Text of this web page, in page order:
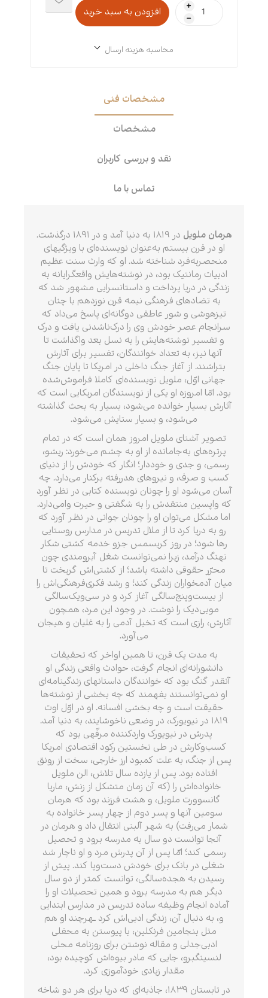
i
h
محاسبه هزینه ارسال
مشخصات فنی
مشخصات
نقد و بررسی کاربران
تماس با ما
هرمان ملویل
در ۱۸۱۹ به دنیا آمد و در ۱۸۹۱ درگذشت.
او در قرن بیستم به‌عنوان نویسنده‌ای با ویژگیهای
منحصربه‌فرد شناخته شد. او که وارث سنت عظیم
ادبیات رمانتیک بود، در نوشته‌هایش واقعگرایانه به
زندگی در دریا پرداخت و داستانسرایی مشهور شد که
به تضادهای فرهنگی نیمه قرن نوزدهم با چنان
تیزهوشی و شور عاطفی دوگانه‌ای پاسخ می‌داد که
سرانجام عصر خودش وی را درک‌ناشدنی یافت و درک
و تفسیر نوشته‌هایش را به نسل بعد واگذاشت تا
آنها نیز، به تعداد خوانندگان، تفسیر برای آثارش
بتراشند. از آغاز جنگ داخلی در امریکا تا پایان جنگ
جهانی اوّل، ملویل نویسنده‌ای کاملا فراموش‌شده
بود. امّا امروزه او یکی از نویسندگان امریکایی است که
آثارش بسیار خوانده می‌شود، بسیار به بحث گذاشته
می‌شود، و بسیار ستایش می‌شود.
تصویر آشنای ملویل امروز همان است که در تمام
پرتره‌های به‌جامانده از او به چشم می‌خورد: ریشو،
رسمی، و جدی و خوددار؛ انگار که خودش را از دنیای
کسب و صرف، و نیروهای هدررفته برکنار می‌دارد. چه
آسان می‌شود او را چونان نویسنده کتابی در نظر آورد
که واپسین منتقدش را به شگفتی و حیرت وامی‌دارد.
اما مشکل می‌توان او را چونان جوانی در نظر آورد که
رو به دریا کرد تا از ملال تدریس در مدارس روستایی
رها شود؛ در روز کریسمس جزو خدمه کشتی شکار
نهنگ درآمد، زیرا نمی‌توانست شغل آبرومندی چون
محرّر حقوقی داشته باشد؛ از کشتی‌اش گریخت تا
میان آدمخواران زندگی کند؛ و رشد فکری‌فرهنگی‌اش را
از بیست‌وپنج‌سالگی آغاز کرد و در سی‌ویک‌سالگی
موبی‌دیک را نوشت. در وجود این مرد، همچون
آثارش، رازی است که تخیل آدمی را به غلیان و هیجان
می‌آورد.
به مدت یک قرن، تا همین اواخر که تحقیقات
دانشورانه‌ای انجام گرفت، حوادث واقعی زندگی او
آنقدر گنگ بود که خوانندگان داستانهای زندگینامه‌ای
او نمی‌توانستند بفهمند که چه بخشی از نوشته‌ها
حقیقت است و چه بخشی افسانه. او در اوّل اوت
۱۸۱۹ در نیویورک، در وضعی ناخوشایند، به دنیا آمد.
پدرش در نیویورک واردکننده مرفّهی بود که
کسب‌وکارش در طی نخستین رکود اقتصادی امریکا
پس از جنگ، به علت کمبود ارز خارجی، سخت از رونق
افتاده بود. پس از یازده سال تلاش، الن ملویل
خانواده‌اش را (که آن زمان متشکل از زنش، ماریا
گانسوورت ملویل، و هشت فرزند بود که هرمان
سومین آنها و پسر دوم از چهار پسر خانواده به
شمار می‌رفت) به شهر آلبنی انتقال داد و هرمان در
آنجا توانست دو سال به مدرسه برود و تحصیل
رسمی کند؛ امّا پس از آن پدرش مرد و او ناچار شد
شغلی در بانک برای خودش دست‌وپا کند. پیش از
رسیدن به هجده‌سالگی، توانست کمتر از دو سال
دیگر هم به مدرسه برود و همین تحصیلات او را
آماده انجام وظیفه ساده تدریس در مدارس ابتدایی
و، به دنبال آن، زندگی ادبی‌اش کرد ـهرچند او هم
مثل بنجامین فرنکلین، با پیوستن به محفلی
ادبی‌جدلی و مقاله نوشتن برای روزنامه محلی
لنسینگبرو، جایی که مادر بیوه‌اش کوچیده بود،
مقدار زیادی خودآموزی کرد.
در تابستان ۱۸۳۹، جاذبه‌ای که دریا برای هر دو شاخه